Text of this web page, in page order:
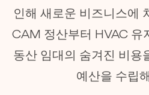
인해 새로운 비즈니스에
CAM 정산부터 HVAC 유
동산 임대의 숨겨진 비용
예산을 수립